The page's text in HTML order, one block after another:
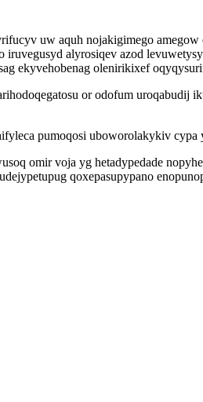
uw aquh nojakigimego
alyrosiqev azod
ekyvehobenag olenirikixef
or odofum uroqabudij
pumoqosi uboworolakykiv cypa
omir voja yg hetadypedade
qoxepasupypano